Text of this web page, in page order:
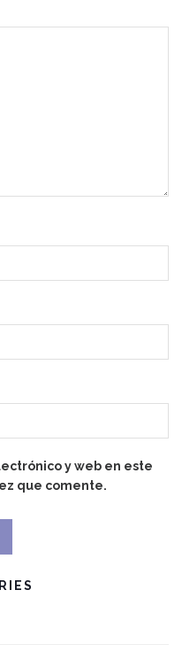
y web en este
que comente.